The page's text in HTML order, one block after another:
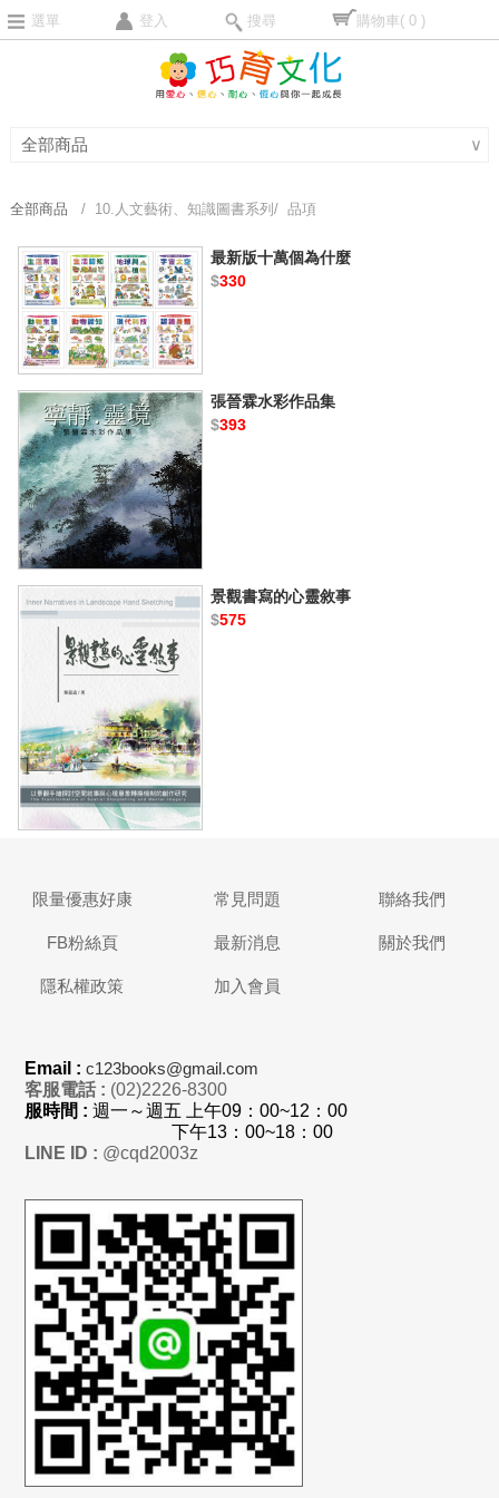
選單 登入 搜尋 購物車( 0 )
全部商品 ∨
全部商品 / 10.人文藝術、知識圖書系列/ 品項
最新版十萬個為什麼
$330
張晉霖水彩作品集
$393
景觀書寫的心靈敘事
$575
限量優惠好康 常見問題 聯絡我們
FB粉絲頁 最新消息 關於我們
隱私權政策 加入會員
Email :c123books@gmail.com
客服電話 : (02)2226-8300
服時間 :週一～週五 上午09：00~12：00
下午13：00~18：00
LINE ID : @cqd2003z